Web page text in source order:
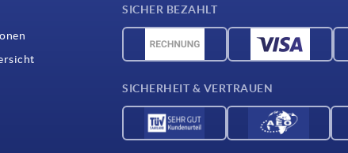
SICHER BEZAHLT
SICHERHEIT & VERTRAUEN